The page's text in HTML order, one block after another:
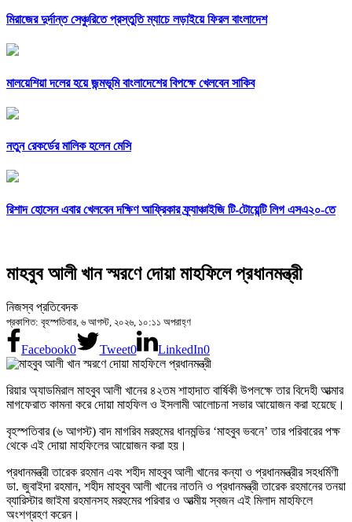
মিরাজের দুর্দান্ত সেঞ্চুরিতে প্রস্তুতি ম্যাচে লড়াইয়ে ফিরল বাংলাদেশ
মালয়েশিয়া দলের হয়ে জন্মভূমি বাংলাদেশের বিপক্ষে খেলবেন সাকিব
নতুন রেকর্ডের মালিক হলেন মেসি
রিশাদ হোসেন এবার খেলবেন দক্ষিণ আফ্রিকার ফ্র্যাঞ্চাইজি টি-টোয়েন্টি লিগ এসএ২০-তে
মাহবুব আলী খান স্মরণে দোয়া মাহফিলে প্রধানমন্ত্রী
নিজস্ব প্রতিবেদক
প্রকাশিত: বৃহস্পতিবার, ৬ আগস্ট, ২০২৬, ১০:১১ অপরাহ্ণ
Facebook0 Tweet0 LinkedIn0
রিয়ার অ্যাডমিরাল মাহবুব আলী খানের ৪২তম শাহাদাত বার্ষিকী উপলক্ষে তার বিদেহী আত্মার
মাগফেরাত কামনা করে দোয়া মাহফিল ও ইসলামী আলোচনা সভার আয়োজন করা হয়েছে।
বৃহস্পতিবার (৬ আগস্ট) বাদ মাগরিব মরহুমের ধানমন্ডির ‘মাহবুব ভবনে’ তার পরিবারের পক্ষ
থেকে এই দোয়া মাহফিলের আয়োজন করা হয়।
প্রধানমন্ত্রী তারেক রহমান এবং শহীদ মাহবুব আলী খানের কন্যা ও প্রধানমন্ত্রীর সহধর্মিণী
ডা. জুবাইদা রহমান, শহীদ মাহবুব আলী খানের নাতনি ও প্রধানমন্ত্রী তারেক রহমানের তনয়া
ব্যারিস্টার জাইমা রহমানসহ মরহুমের পরিবার ও আত্মীয় স্বজন এই মিলাদ মাহফিলে
অংশগ্রহণ করেন।